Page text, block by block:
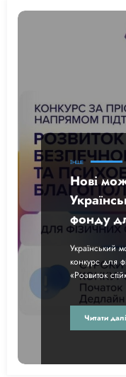
ІНШЕ
Нові
фонду
особисто
та
молоді
Український
конкурс для
«Розвиток
Читати далі